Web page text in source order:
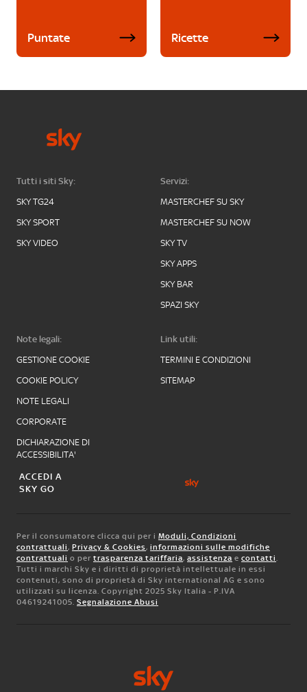
Puntate Ricette
Tutti i siti Sky:
SKY TG24
SKY SPORT
SKY VIDEO
Servizi:
MASTERCHEF SU SKY
MASTERCHEF SU NOW
SKY TV
SKY APPS
SKY BAR
SPAZI SKY
Note legali:
GESTIONE COOKIE
COOKIE POLICY
NOTE LEGALI
CORPORATE
DICHIARAZIONE DI
ACCESSIBILITA'
Link utili:
TERMINI E CONDIZIONI
SITEMAP
ACCEDI A
SKY GO
Per il consumatore clicca qui per i Moduli, Condizioni
contrattuali, Privacy & Cookies, informazioni sulle modifiche
contrattuali o per trasparenza tariffaria, assistenza e contatti.
Tutti i marchi Sky e i diritti di proprietà intellettuale in essi
contenuti, sono di proprietà di Sky international AG e sono
utilizzati su licenza. Copyright 2025 Sky Italia - P.IVA
04619241005. Segnalazione Abusi